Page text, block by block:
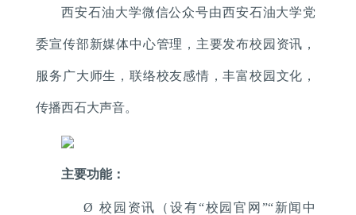
西安石油大学微信公众号由西安石油大学党
委宣传部新媒体中心管理，主要发布校园资讯，
服务广大师生，联络校友感情，丰富校园文化，
传播西石大声音。
主要功能：
Ø 校园资讯（设有“校园官网”“新闻中